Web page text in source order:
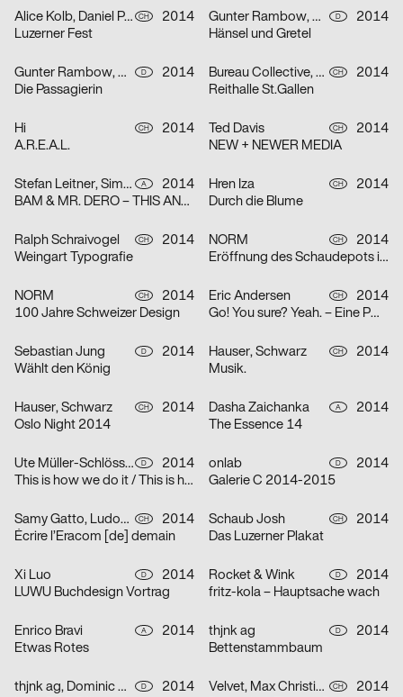
Alice Kolb, Daniel Peter CH
2014
Luzerner Fest
Gunter Rambow, Angelika Eschbach-Rambow D
2014
Hänsel und Gretel
Gunter Rambow, Angelika Eschbach-Rambow D
2014
Die Passagierin
Bureau Collective, Kasper-Florio, Nadine Schwery, Dominic Rechsteiner CH
2014
Reithalle St.Gallen
Hi CH
2014
A.R.E.A.L.
Ted Davis CH
2014
NEW + NEWER MEDIA
Stefan Leitner, Simon Lemmerer A
2014
BAM & MR. DERO – THIS AND THAT
Hren Iza CH
2014
Durch die Blume
Ralph Schraivogel CH
2014
Weingart Typografie
NORM CH
2014
Eröffnung des Schaudepots im Toni-Areal
NORM CH
2014
100 Jahre Schweizer Design
Eric Andersen CH
2014
Go! You sure? Yeah. – Eine POOL Ausstellung
Sebastian Jung D
2014
Wählt den König
Hauser, Schwarz CH
2014
Musik.
Hauser, Schwarz CH
2014
Oslo Night 2014
Dasha Zaichanka A
2014
The Essence 14
Ute Müller-Schlösser, Christian Nicolaus D
2014
This is how we do it / This is how we party
onlab D
2014
Galerie C 2014-2015
Samy Gatto, Ludovic Balland CH
2014
Écrire l’Eracom [de] demain
Schaub Josh CH
2014
Das Luzerner Plakat
Xi Luo D
2014
LUWU Buchdesign Vortrag
Rocket & Wink D
2014
fritz-kola – Hauptsache wach
Enrico Bravi A
2014
Etwas Rotes
thjnk ag D
2014
Bettenstammbaum
thjnk ag, Dominic Repenning D
2014
Velvet, Max Christian Graeff CH
2014